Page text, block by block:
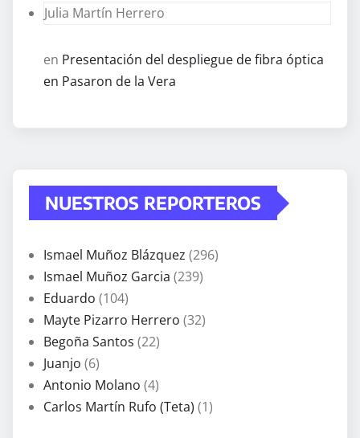
Julia Martín Herrero
en Presentación del despliegue de fibra óptica
en Pasaron de la Vera
NUESTROS REPORTEROS
Ismael Muñoz Blázquez (296)
Ismael Muñoz Garcia (239)
Eduardo (104)
Mayte Pizarro Herrero (32)
Begoña Santos (22)
Juanjo (6)
Antonio Molano (4)
Carlos Martín Rufo (Teta) (1)